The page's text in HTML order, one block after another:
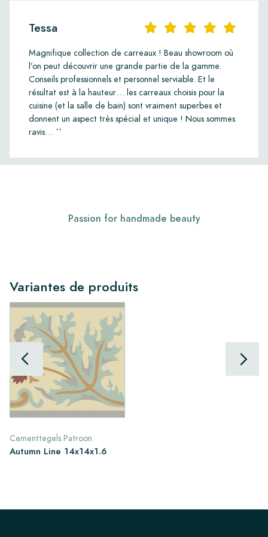
Tessa
Magnifique collection de carreaux ! Beau showroom où
l’on peut découvrir une grande partie de la gamme.
Conseils professionnels et personnel serviable. Et le
résultat est à la hauteur… les carreaux choisis pour la
cuisine (et la salle de bain) sont vraiment superbes et
donnent un aspect très spécial et unique ! Nous sommes
ravis… ``
Passion for handmade beauty
Variantes de produits
Cementtegels Patroon
Autumn Line 14x14x1.6